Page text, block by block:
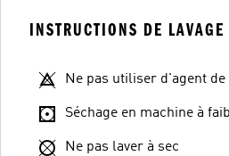
INSTRUCTIONS DE LAVAGE
Ne pas utiliser d'agent
Séchage en machine à
Ne pas laver à sec